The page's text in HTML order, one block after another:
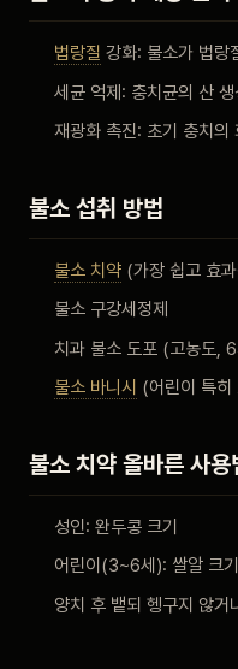
자주 묻는 질문
법랑질 강화: 불소가 법랑
세균 억제: 충치균의 산 생
재광화 촉진: 초기 충치의
불소 섭취 방법
불소 치약(가장 쉽고 효
불소 구강세정제
치과 불소 도포 (고농도,
불소 바니시 (어린이 특히
불소 치약 올바른 사용
성인: 완두콩 크기
어린이(3~6세): 쌀알 크기
양치 후 뱉되 헹구지 않거